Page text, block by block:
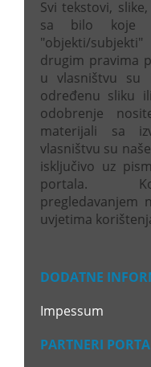
Svi tekstovi,
sa bilo koje
"objekti/
drugim pravima
u vlasništvu su
određenu sliku
odobrenje
materijali sa
vlasništvu su
isključivo uz
portala.
pregledavanjem
uvjetima
DODATNE
Impessum
PARTNERI